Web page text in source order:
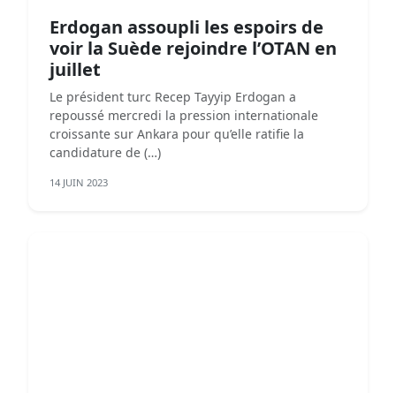
Erdogan assoupli les espoirs de
voir la Suède rejoindre l’OTAN en
juillet
Le président turc Recep Tayyip Erdogan a
repoussé mercredi la pression internationale
croissante sur Ankara pour qu’elle ratifie la
candidature de (…)
14 JUIN 2023